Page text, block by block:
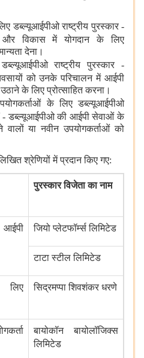
डब्ल्यूआईपीओ राष्ट्रीय पुरस्कार -
और विकास में योगदान के लिए
देना।
राष्ट्रीय पुरस्कार -
को उनके परिचालन में आईपी
के लिए प्रोत्साहित करना।
के लिए डब्ल्यूआईपीओ
-डब्ल्यूआईपीओ की आईपी सेवाओं के
वालों या नवीन उपयोगकर्ताओं को
श्रेणियों में प्रदान किए गए:
पुरस्कार विजेता का नाम
जियो प्लेटफॉर्म्स लिमिटेड
टाटा स्टील लिमिटेड
लिए
सिद्रमप्पा शिवशंकर धरणे
बायोकॉन बायोलॉजिक्स
लिमिटेड